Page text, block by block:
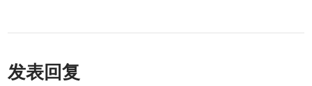
导
航
发表回复